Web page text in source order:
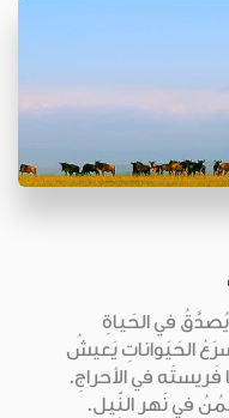
يُصدَّقُ في الحَياةِ
الحَيَواناتِ يَعيشُ
فَريستَه في الأحراجِ.
في نَهرِ النّيلِ.